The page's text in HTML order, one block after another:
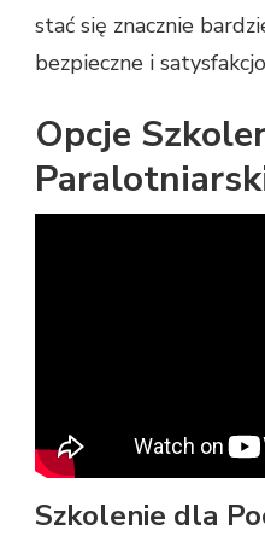
stać się znacznie
bezpieczne i
Opcje
Szkolenie dla